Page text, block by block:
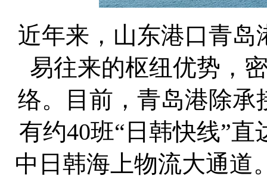
近年来，山东港口青
易往来的枢纽优势，
络。目前，青岛港除承
有约40班“日韩快线”
中日韩海上物流大通道